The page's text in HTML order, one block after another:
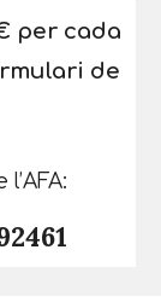
per cada
de